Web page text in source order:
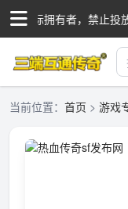
商标拥有者，禁止投放
当前位置： 首页 > 游戏